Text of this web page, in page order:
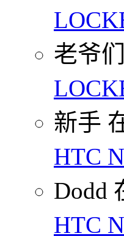
老爷
新手
HTC
Dodd
HTC